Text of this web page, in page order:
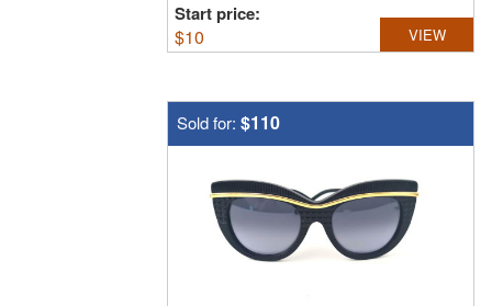
Start price:
$10 VIEW
Sold for: $110